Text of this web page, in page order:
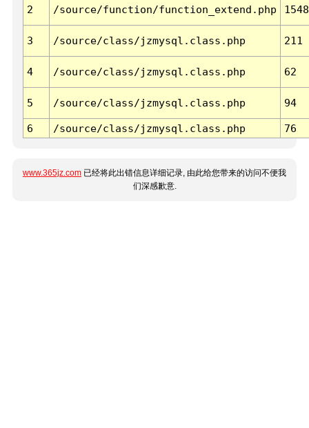
2 /source/function/function_extend.php 1548
3 /source/class/jzmysql.class.php 211
4 /source/class/jzmysql.class.php 62
5 /source/class/jzmysql.class.php 94
6 /source/class/jzmysql.class.php 76
www.365jz.com 已经将此出错信息详细记录, 由此给您带来的访问不便我
们深感歉意.